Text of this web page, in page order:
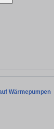
Wärmepumpen